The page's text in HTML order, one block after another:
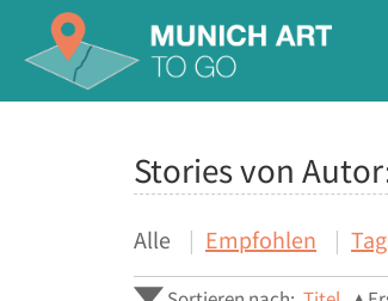
Stories von
Alle Empfohlen